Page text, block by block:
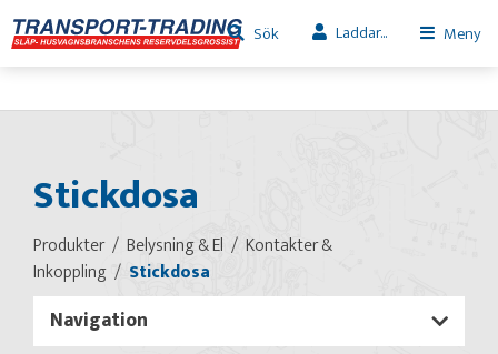
Sök Laddar... Meny
Stickdosa
Produkter Belysning & El
Kontakter &
Inkoppling
Stickdosa
Navigation